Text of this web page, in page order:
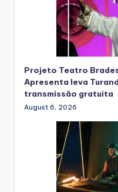
Projeto Teatro
Apresenta leva
transmissão gratuita
August 6, 2026